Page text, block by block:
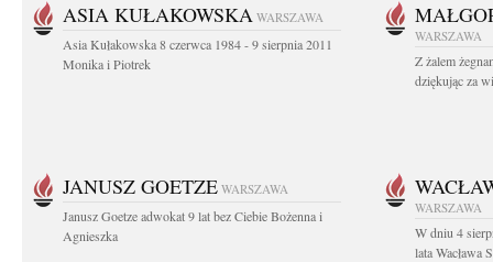
ASIA KUŁAKOWSKA WARSZAWA
Asia Kułakowska 8 czerwca 1984 - 9 sierpnia 2011
Monika i Piotrek
WARSZAWA
Z żalem
dziękując za
JANUSZ GOETZE WARSZAWA
Janusz Goetze adwokat 9 lat bez Ciebie Bożenna i
Agnieszka
WARSZAWA
W dniu 4
lata Wacława